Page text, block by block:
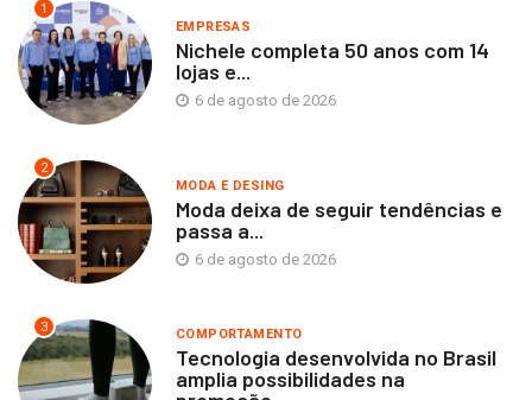
1
EMPRESAS
Nichele completa 50 anos com 14
lojas e...
6 de agosto de 2026
2
MODA E DESING
Moda deixa de seguir tendências e
passa a...
6 de agosto de 2026
3 COMPORTAMENTO
Tecnologia desenvolvida no Brasil
amplia possibilidades na